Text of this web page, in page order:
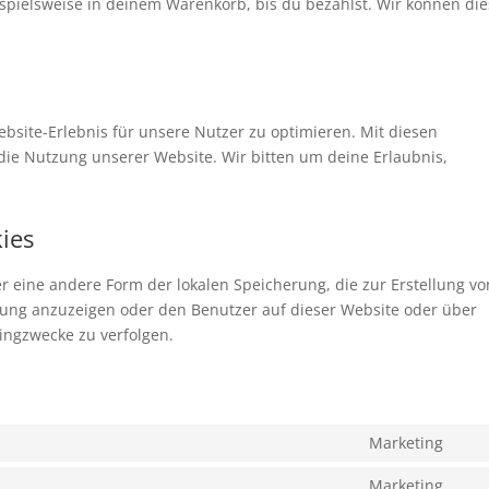
Erlebnis für unsere Nutzer zu optimieren. Mit diesen
Nutzung unserer Website. Wir bitten um deine Erlaubnis,
eine andere Form der lokalen Speicherung, die zur Erstellung
anzuzeigen oder den Benutzer auf dieser Website oder über
zu verfolgen.
Marketing